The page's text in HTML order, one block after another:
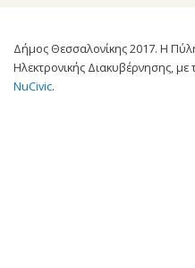
Δήμος Θεσσαλονίκης 2017. Η
Ηλεκτρονικής Διακυβέρνησης, με
NuCivic.